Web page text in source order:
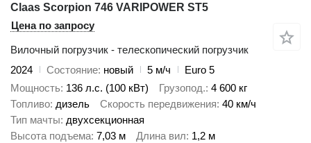
Claas Scorpion 746 VARIPOWER ST5
Цена по запросу
Вилочный погрузчик - телескопический погрузчик
2024
Состояние новый 5 м/ч
Euro 5
Мощность 136 л.с. (100 кВт) Грузопод. 4 600 кг
Топливо дизель Скорость передвижения 40 км/ч
Тип мачты двухсекционная
Высота подъема 7,03 м Длина вил 1,2 м